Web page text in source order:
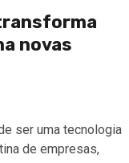
novas
ser uma tecnologia
de empresas,